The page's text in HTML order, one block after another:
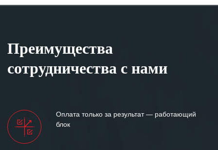
Преимущества
сотрудничества с нами
Оплата только за результат — работающий
блок